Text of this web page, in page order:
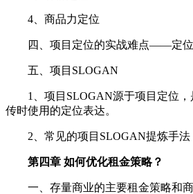
4、商品力定位
四、项目定位的实战难点——定
五、项目SLOGAN
1、项目SLOGAN源于项目定位
传时使用的定位表达。
2、常见的项目SLOGAN提炼手法
第四章 如何优化租金策略？
一、存量商业的主要租金策略和